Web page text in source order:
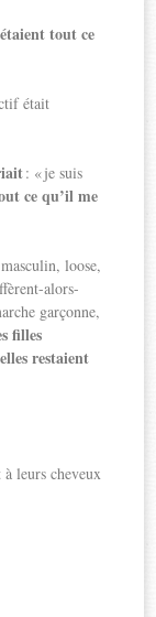
tout ce
était
: « je suis
ce qu’il me
loose,
alors-
garçonne,
filles
restaient
leurs cheveux